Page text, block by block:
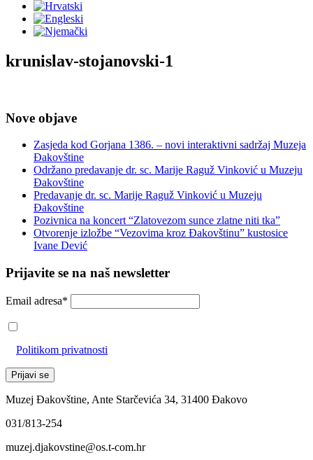
krunislav-stojanovski-1
Nove objave
Zasjeda kod Gorjana 1386. – novi interaktivni sadržaj Muzeja
Đakovštine
Održano predavanje dr. sc. Marije Raguž Vinković u Muzeju
Đakovštine
Predavanje dr. sc. Marije Raguž Vinković u Muzeju
Đakovštine
Pozivnica na koncert “Zlatovezom sunce zlatne niti tka”
Otvorenje izložbe “Vezovima kroz Đakovštinu” kustosice
Ivane Dević
Prijavite se na naš newsletter
Email adresa*
Politikom privatnosti
Muzej Đakovštine, Ante Starčevića 34, 31400 Đakovo
031/813-254
muzej.djakovstine@os.t-com.hr